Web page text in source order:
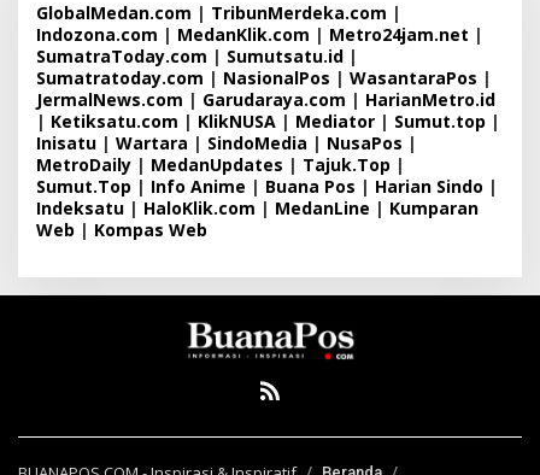
GlobalMedan.com | TribunMerdeka.com |
Indozona.com | MedanKlik.com | Metro24jam.net |
SumatraToday.com | Sumutsatu.id |
Sumatratoday.com | NasionalPos | WasantaraPos |
JermalNews.com | Garudaraya.com | HarianMetro.id
| Ketiksatu.com | KlikNUSA | Mediator | Sumut.top |
Inisatu | Wartara | SindoMedia | NusaPos |
MetroDaily | MedanUpdates | Tajuk.Top |
Sumut.Top | Info Anime | Buana Pos | Harian Sindo |
Indeksatu | HaloKlik.com | MedanLine | Kumparan
Web | Kompas Web
Beranda